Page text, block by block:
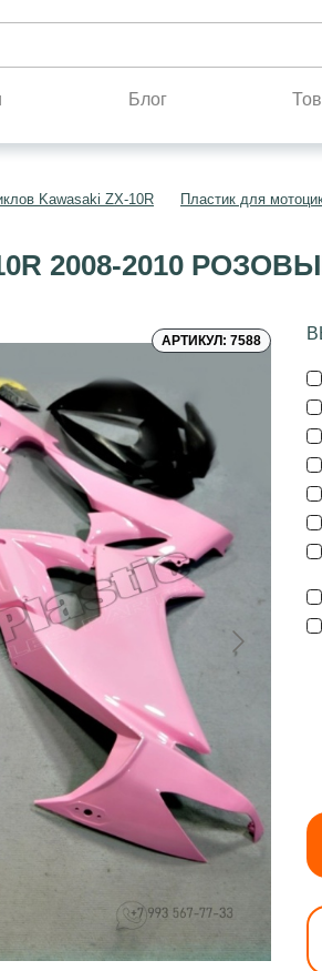
Блог
Kawasaki ZX-10R Пластик для
2008-2010
АРТИКУЛ: 7588